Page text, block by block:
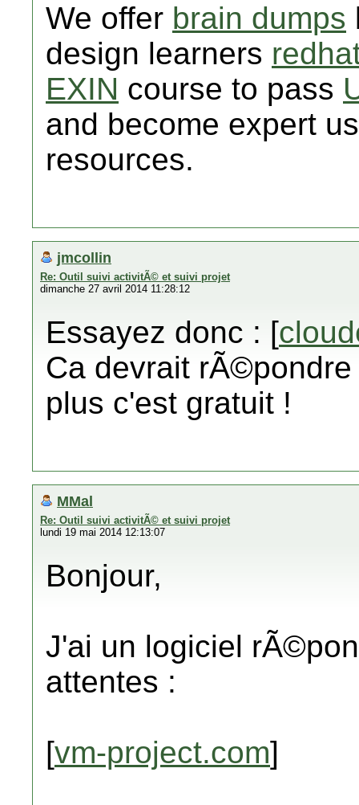
We offer brain dumps
design learners
EXIN course to pass
and become expert
resources.
jmcollin
Re: Outil suivi activitÃ© et suivi projet
dimanche 27 avril 2014 11:28:12
Essayez donc : [
Ca devrait
plus c'est gratuit !
MMal
Re: Outil suivi activitÃ© et suivi projet
lundi 19 mai 2014 12:13:07
Bonjour,
J'ai un logiciel
attentes :
[vm-project.com]